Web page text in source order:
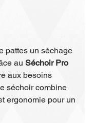
pattes un séchage
auSéchoir Pro
aux besoins
séchoir combine
ergonomie pour un